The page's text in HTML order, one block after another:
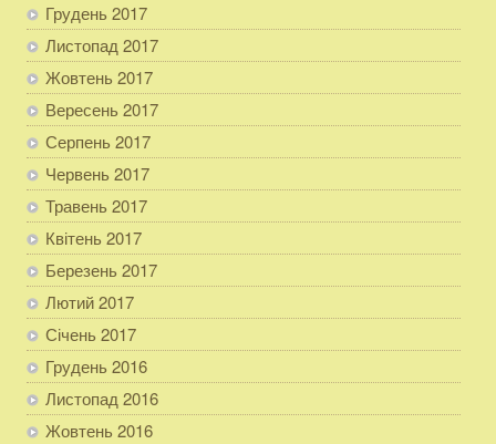
Грудень 2017
Листопад 2017
Жовтень 2017
Вересень 2017
Серпень 2017
Червень 2017
Травень 2017
Квітень 2017
Березень 2017
Лютий 2017
Січень 2017
Грудень 2016
Листопад 2016
Жовтень 2016